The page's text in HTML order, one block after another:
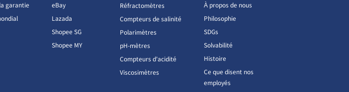
garantie
eBay
Lazada
Shopee SG
Shopee MY
Réfractomètres
Compteurs de salinité
Polarimètres
pH-mètres
Compteurs d'acidité
Viscosimètres
À propos de nous
Philosophie
SDGs
Solvabilité
Histoire
Ce que disent nos
employés